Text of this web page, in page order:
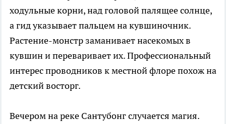
ходульные корни, над головой палящее солнце,
а гид указывает пальцем на кувшиночник.
Растение-монстр заманивает насекомых в
кувшин и переваривает их. Профессиональный
интерес проводников к местной флоре похож на
детский восторг.
Вечером на реке Сантубонг случается магия.